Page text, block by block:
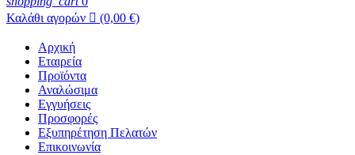
Καλάθι αγορών  (0,00 €)
Αρχική
Εταιρεία
Προϊόντα
Αναλώσιμα
Εγγυήσεις
Προσφορές
Εξυπηρέτηση Πελατών
Επικοινωνία